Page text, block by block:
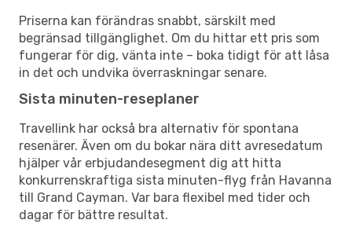
Priserna kan förändras snabbt, särskilt med
begränsad tillgänglighet. Om du hittar ett pris som
fungerar för dig, vänta inte – boka tidigt för att låsa
in det och undvika överraskningar senare.
Sista minuten-reseplaner
Travellink har också bra alternativ för spontana
resenärer. Även om du bokar nära ditt avresedatum
hjälper vår erbjudandesegment dig att hitta
konkurrenskraftiga sista minuten-flyg från Havanna
till Grand Cayman. Var bara flexibel med tider och
dagar för bättre resultat.